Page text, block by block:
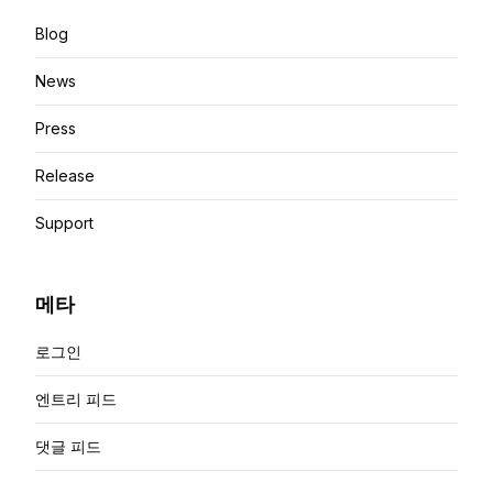
Blog
News
Press
Release
Support
메타
로그인
엔트리 피드
댓글 피드